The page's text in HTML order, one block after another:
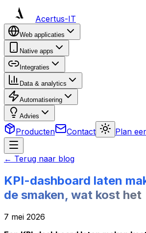
Acertus-IT
Web applicaties
Native apps
Integraties
Data & analytics
Automatisering
Advies
Producten Contact Plan
← Terug naar blog
KPI-dashboard laten
de smaken, wat kost het
7 mei 2026